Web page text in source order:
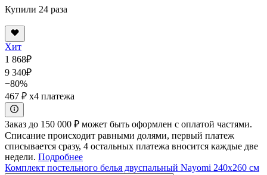
Купили 24 раза
Хит
1 868₽
9 340₽
−80%
467 ₽ x4 платежа
Заказ до 150 000 ₽ может быть оформлен с оплатой частями.
Списание происходит равными долями, первый платеж
списывается сразу, 4 остальных платежа вносится каждые две
недели. Подробнее
Комплект постельного белья двуспальный Nayomi 240x260 см